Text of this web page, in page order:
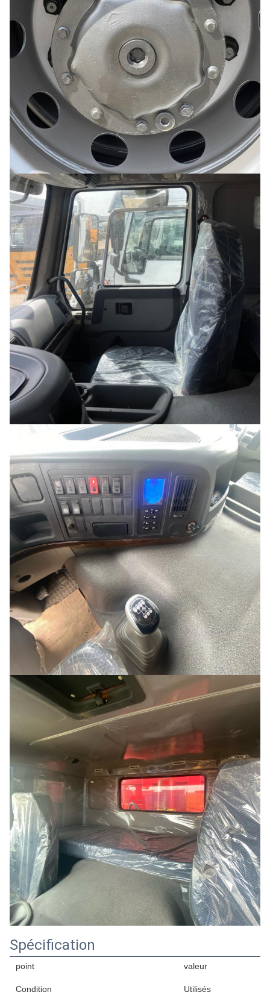
Spécification
point valeur
Condition Utilisés